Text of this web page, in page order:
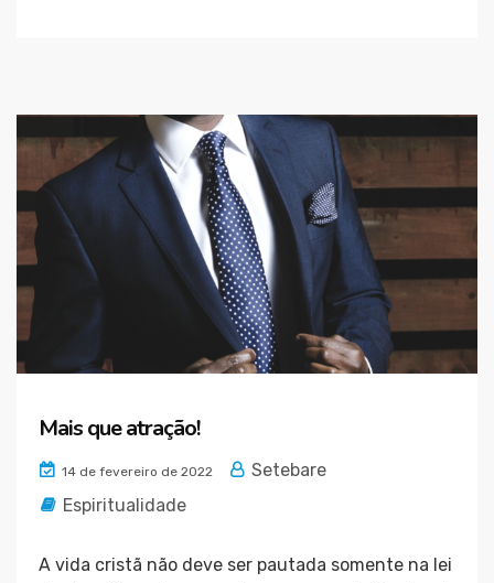
Mais que atração!
14 de fevereiro de 2022
Setebare
Espiritualidade
A vida cristã não deve ser pautada somente na lei